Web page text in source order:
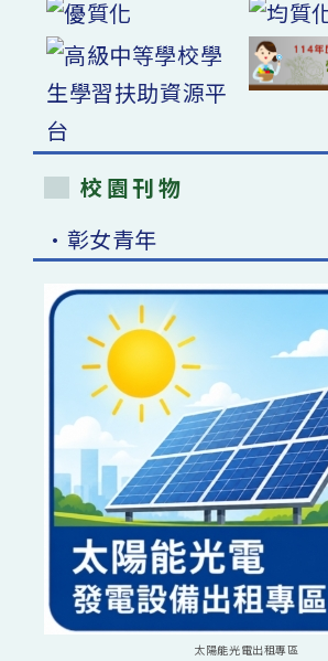
校園刊物
•彰女青年
太陽能光電出租專區